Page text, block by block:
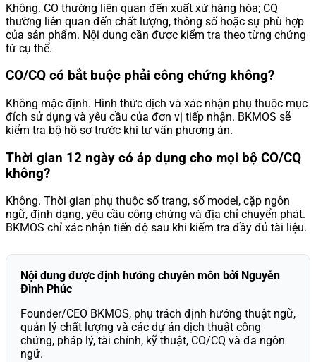
Không. CO thường liên quan đến xuất xứ hàng hóa; CQ
thường liên quan đến chất lượng, thông số hoặc sự phù hợp
của sản phẩm. Nội dung cần được kiểm tra theo từng chứng
từ cụ thể.
CO/CQ có bắt buộc phải công chứng không?
Không mặc định. Hình thức dịch và xác nhận phụ thuộc mục
đích sử dụng và yêu cầu của đơn vị tiếp nhận. BKMOS sẽ
kiểm tra bộ hồ sơ trước khi tư vấn phương án.
Thời gian 12 ngày có áp dụng cho mọi bộ CO/CQ
không?
Không. Thời gian phụ thuộc số trang, số model, cặp ngôn
ngữ, định dạng, yêu cầu công chứng và địa chỉ chuyển phát.
BKMOS chỉ xác nhận tiến độ sau khi kiểm tra đầy đủ tài liệu.
Nội dung được định hướng chuyên môn bởi Nguyễn
Đình Phúc
Founder/CEO BKMOS, phụ trách định hướng thuật ngữ,
quản lý chất lượng và các dự án dịch thuật công
chứng, pháp lý, tài chính, kỹ thuật, CO/CQ và đa ngôn
ngữ.